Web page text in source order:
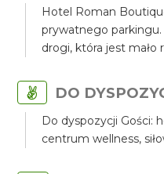
Hotel Roman
prywatnego parkingu.
drogi, która jest mało
DO
Do dyspozycji Gości:
centrum wellness,